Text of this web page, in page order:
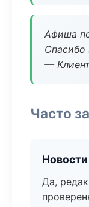
Афиша
Спасибо
—
Часто
Да,